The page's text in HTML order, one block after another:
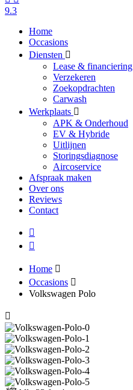
9.3
Home
Occasions
Diensten
Lease & financiering
Verzekeren
Zoekopdrachten
Carwash
Werkplaats
APK & Onderhoud
EV & Hybride
Uitlijnen
Storingsdiagnose
Aircoservice
Afspraak maken
Over ons
Reviews
Contact
Home
Occasions
Volkswagen Polo